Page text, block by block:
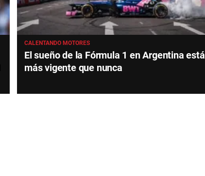
CALENTANDO MOTORES
El sueño de la Fórmula 1 en Argentina está
más vigente que nunca